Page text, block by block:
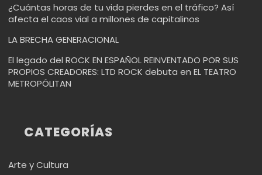
¿Cuántas horas de tu vida pierdes en el tráfico? Así
afecta el caos vial a millones de capitalinos
LA BRECHA GENERACIONAL
El legado del ROCK EN ESPAÑOL REINVENTADO POR SUS
PROPIOS CREADORES: LTD ROCK debuta en EL TEATRO
METROPÓLITAN
CATEGORÍAS
Arte y Cultura